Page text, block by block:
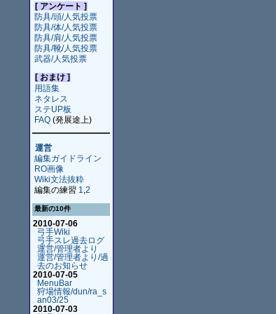
[ アンケート ]
防具/頭/人気投票
防具/体/人気投票
防具/肩/人気投票
防具/靴/人気投票
武器/人気投票
[ おまけ ]
用語集
ネタレス
ステUP板
FAQ(発展途上)
運営
編集ガイドライン
RO画像
Wiki文法抜粋
編集の練習 1 2
最新の10件
2010-07-06
弓手Wiki
弓手スレ過去ログ
運営/管理者より
運営/管理者より/過
去のお知らせ
2010-07-05
MenuBar
狩場情報/dun/ra_s
an03/25
2010-07-03